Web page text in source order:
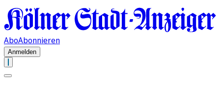
AboAbonnieren
Anmelden